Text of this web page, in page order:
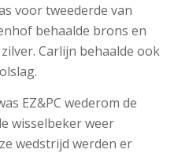
voor tweederde van
behaalde brons en
Carlijn behaalde ook
EZ&PC wederom de
wisselbeker weer
wedstrijd werden er